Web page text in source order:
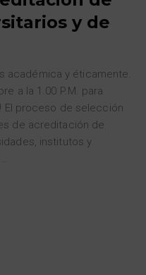
y de
académica y éticamente.
a la 1.00 P.M. para
El proceso de selección
de acreditación de
institutos y